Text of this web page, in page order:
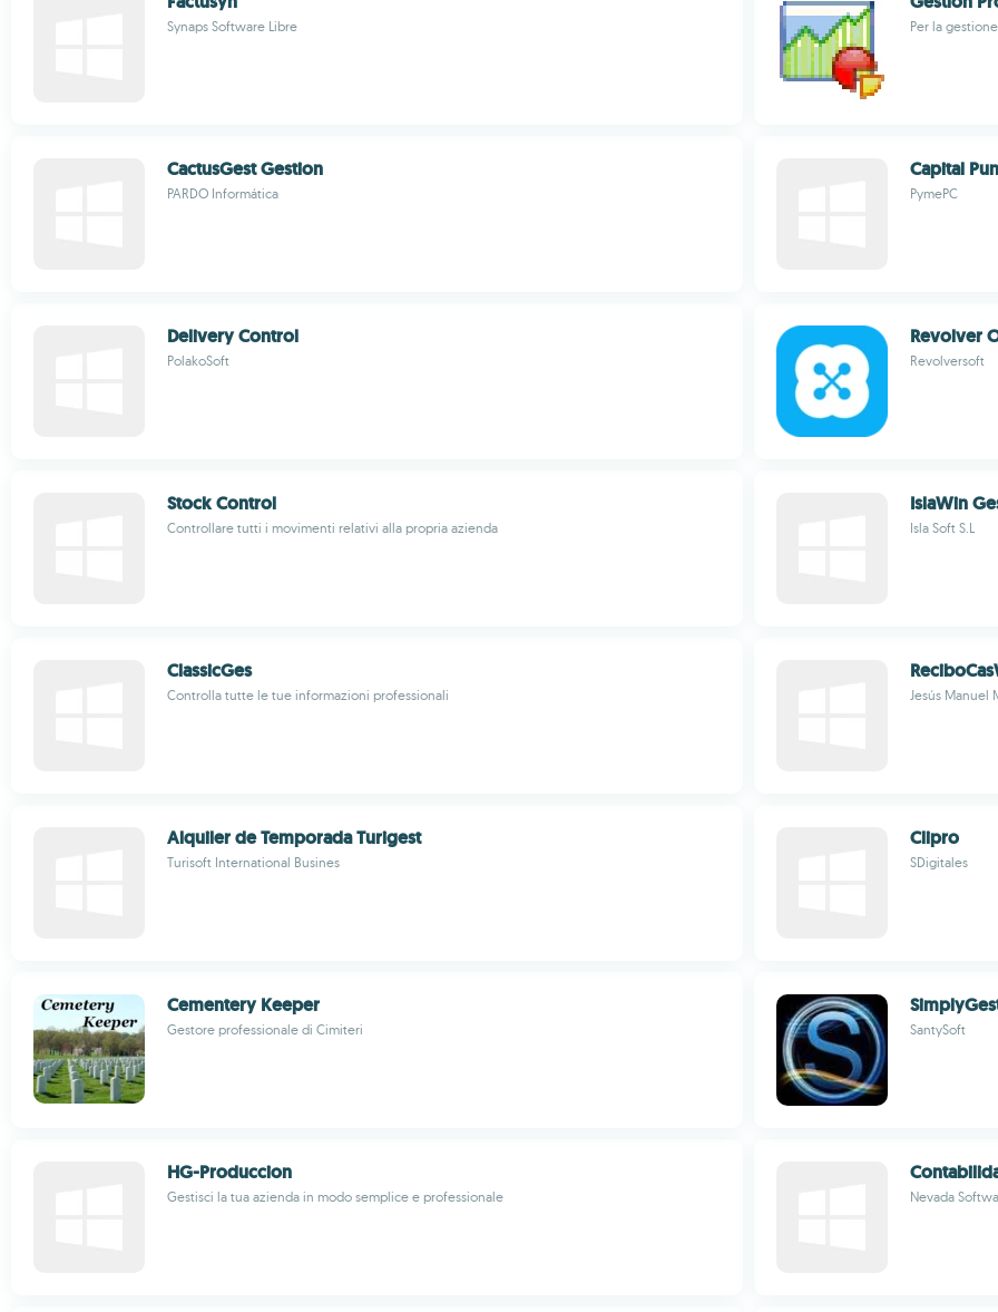
Synaps Software Libre Per la
CactusGest Gestion
PARDO Informática
Capital
PymePC
Delivery Control
PolakoSoft
Revolver
Revolversoft
Stock Control
Controllare tutti i movimenti relativi alla propria azienda
IslaWin
Isla Soft S.L
ClassicGes
Controlla tutte le tue informazioni professionali Jesús Manuel
Alquiler de Temporada Turigest
Turisoft International Busines
Clipro
SDigitales
Cementery Keeper
Gestore professionale di Cimiteri SantySoft
HG-Produccion
Gestisci la tua azienda in modo semplice e professionale Nevada